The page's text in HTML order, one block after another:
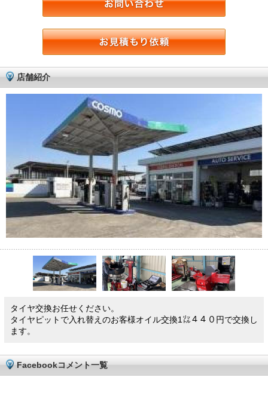
店舗紹介
タイヤ交換お任せください。
タイヤピットで入れ替えのお客様オイル交換1㍑４４０円で交換し
ます。
Facebookコメント一覧